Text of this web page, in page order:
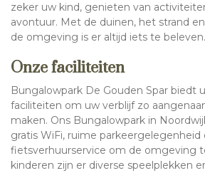
zeker uw kind, genieten van
avontuur. Met de duinen, het strand
de omgeving is er altijd iets te beleven.
Onze faciliteiten
Bungalowpark De Gouden Spar biedt
faciliteiten om uw verblijf zo
maken. Ons Bungalowpark in
gratis WiFi, ruime parkeergelegenheid
fietsverhuurservice om de omgeving
kinderen zijn er diverse speelplekken